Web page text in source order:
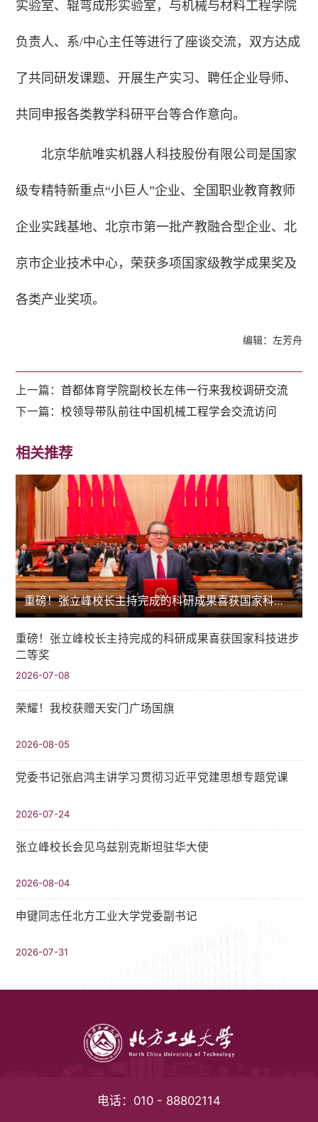
实验室、辊弯成形实验室，与机械与材料工程学院
负责人、系/中心主任等进行了座谈交流，双方达成
了共同研发课题、开展生产实习、聘任企业导师、
共同申报各类教学科研平台等合作意向。
北京华航唯实机器人科技股份有限公司是国家
级专精特新重点“小巨人”企业、全国职业教育教师
企业实践基地、北京市第一批产教融合型企业、北
京市企业技术中心，荣获多项国家级教学成果奖及
各类产业奖项。
编辑：左芳舟
上一篇：首都体育学院副校长左伟一行来我校调研交流
下一篇：校领导带队前往中国机械工程学会交流访问
相关推荐
重磅！张立峰校长主持完成的科研成果喜获国家科技进步二等奖
重磅！张立峰校长主持完成的科研成果喜获国家科技进步
二等奖
2026-07-08
荣耀！我校获赠天安门广场国旗
2026-08-05
党委书记张启鸿主讲学习贯彻习近平党建思想专题党课
2026-07-24
张立峰校长会见乌兹别克斯坦驻华大使
2026-08-04
申键同志任北方工业大学党委副书记
2026-07-31
电话： 010 - 88802114